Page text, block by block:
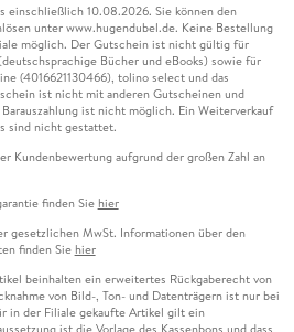
einschließlich 10.08.2026. Sie können den
unter www.hugendubel.de. Keine Bestellung
möglich. Der Gutschein ist nicht gültig für
Bücher und eBooks) sowie für
(4016621130466), tolino select und das
ist nicht mit anderen Gutscheinen und
ist nicht möglich. Ein Weiterverkauf
sind nicht gestattet.
Kundenbewertung aufgrund der großen Zahl an
finden Sie hier
gesetzlichen MwSt. Informationen über den
finden Sie hier
beinhalten ein erweitertes Rückgaberecht von
von Bild-, Ton- und Datenträgern ist nur bei
in der Filiale gekaufte Artikel gilt ein
ist die Vorlage des Kassenbons und dass